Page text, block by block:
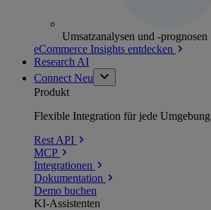
Umsatzanalysen und -prognosen
eCommerce Insights entdecken
Research AI
Connect Neu
Produkt
Flexible Integration für jede Umgebung
Rest API
MCP
Integrationen
Dokumentation
Demo buchen
KI-Assistenten